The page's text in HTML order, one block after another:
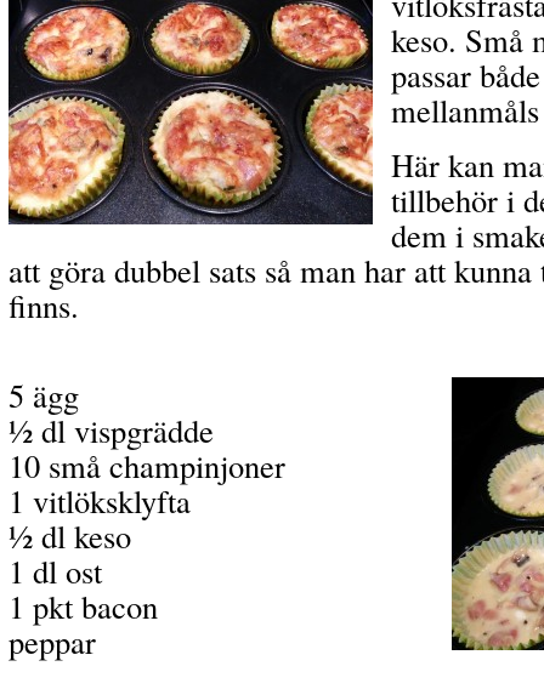
keso. Små
passar
Här kan
tillbehör i
dem i
att göra dubbel sats så man har att
finns.
5 ägg
½ dl vispgrädde
10 små champinjoner
1 vitlöksklyfta
½ dl keso
1 dl ost
1 pkt bacon
peppar